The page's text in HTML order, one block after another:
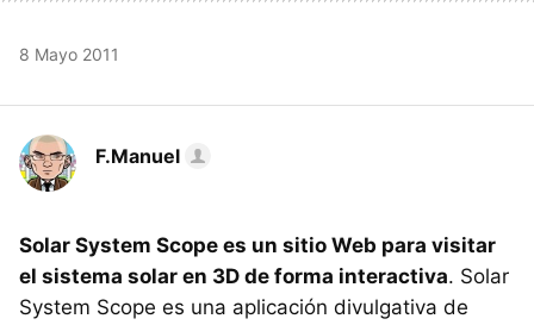
8 Mayo 2011
F.Manuel
Solar System Scope es un sitio Web para visitar
el sistema solar en 3D de forma interactiva. Solar
System Scope es una aplicación divulgativa de